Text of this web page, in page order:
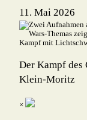
11. Mai 2026
Der Kampf des
Klein-Moritz
×